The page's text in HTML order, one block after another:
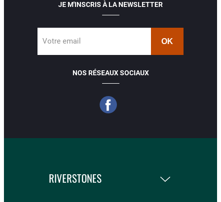
JE M'INSCRIS À LA NEWSLETTER
Votre email
NOS RÉSEAUX SOCIAUX
RIVERSTONES